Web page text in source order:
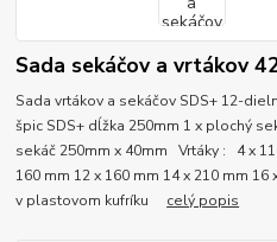
Sada sekáčov a vrtákov
Sada vrtákov a sekáčov SDS+ 12-
špic SDS+ dĺžka 250mm 1 x plochý
sekáč 250mm x 40mm Vrtáky : 4 x
160 mm 12 x 160 mm 14 x 210 mm
v plastovom kufríku celý popis